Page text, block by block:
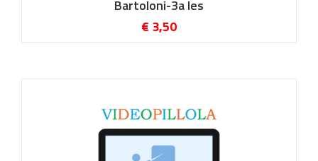
Bartoloni-3a les
€ 3,50